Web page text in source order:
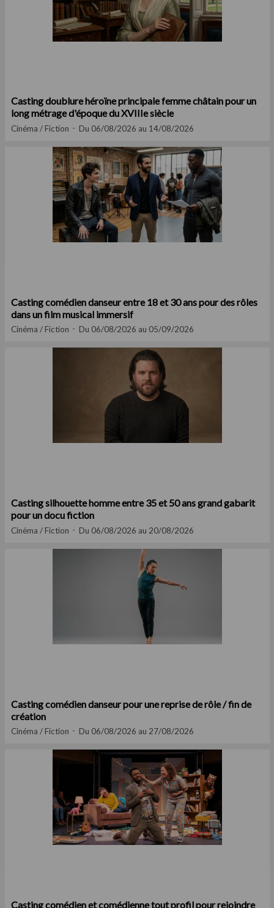
Casting doublure héroïne principale femme châtain pour un
long métrage d'époque du XVIIIe siècle
Cinéma / Fiction Du 06/08/2026 au 14/08/2026
Casting comédien danseur entre 18 et 30 ans pour des rôles
dans un film musical immersif
Cinéma / Fiction Du 06/08/2026 au 05/09/2026
Casting silhouette homme entre 35 et 50 ans grand gabarit
pour un docu fiction
Cinéma / Fiction Du 06/08/2026 au 20/08/2026
Casting comédien danseur pour une reprise de rôle / fin de
création
Cinéma / Fiction Du 06/08/2026 au 27/08/2026
Casting comédien et comédienne tout profil pour rejoindre